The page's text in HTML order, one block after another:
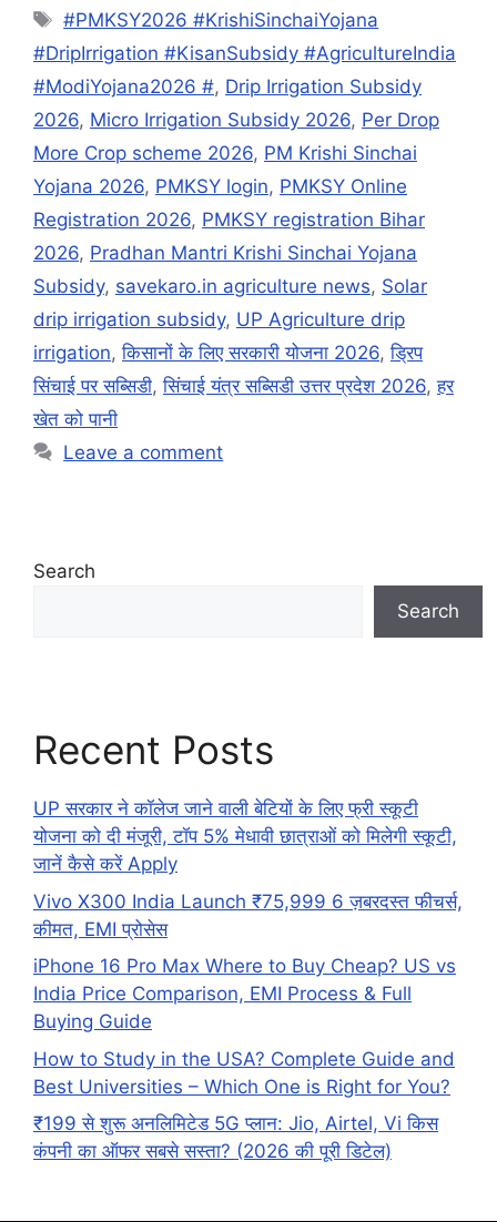
Tags
#PMKSY2026 #KrishiSinchaiYojana
#DripIrrigation #KisanSubsidy #AgricultureIndia
#ModiYojana2026 #, Drip Irrigation Subsidy
2026, Micro Irrigation Subsidy 2026, Per Drop
More Crop scheme 2026, PM Krishi Sinchai
Yojana 2026, PMKSY login, PMKSY Online
Registration 2026, PMKSY registration Bihar
2026, Pradhan Mantri Krishi Sinchai Yojana
Subsidy, savekaro.in agriculture news, Solar
drip irrigation subsidy, UP Agriculture drip
irrigation,किसानों के लिए सरकारी योजना 2026,ड्रिप
सिंचाई पर सब्सिडी,सिंचाई यंत्र सब्सिडी उत्तर प्रदेश 2026,हर
खेत को पानी
Leave a comment
Search
Search
Recent Posts
UP सरकार ने कॉलेज जाने वाली बेटियों के लिए फ्री स्कूटी
योजना को दी मंजूरी, टॉप 5% मेधावी छात्राओं को मिलेगी स्कूटी,
जानें कैसे करें Apply
Vivo X300 India Launch ₹75,999 6 ज़बरदस्त फीचर्स,
कीमत, EMI प्रोसेस
iPhone 16 Pro Max Where to Buy Cheap? US vs
India Price Comparison, EMI Process & Full
Buying Guide
How to Study in the USA? Complete Guide and
Best Universities – Which One is Right for You?
₹199 से शुरू अनलिमिटेड 5G प्लान: Jio, Airtel, Vi किस
कंपनी का ऑफर सबसे सस्ता? (2026 की पूरी डिटेल)